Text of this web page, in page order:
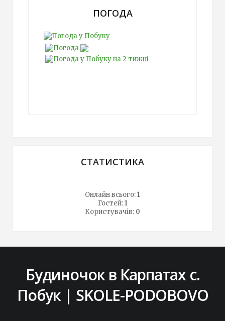
ПОГОДА
СТАТИСТИКА
Онлайн всього:1
Гостей:1
Користувачів: 0
Будиночок в Карпатах с.
Побук | SKOLE-PODOBOVO